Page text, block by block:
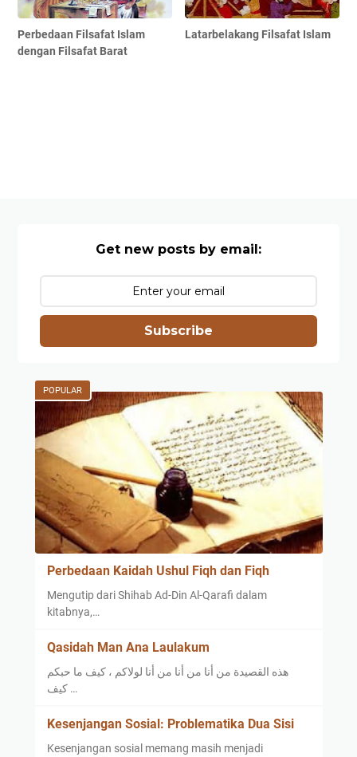
Perbedaan Filsafat Islam
dengan Filsafat Barat
Latarbelakang Filsafat Islam
Get new posts by email:
Subscribe
POPULAR
Perbedaan Kaidah Ushul Fiqh dan Fiqh
Mengutip dari Shihab Ad-Din Al-Qarafi dalam
kitabnya,…
Qasidah Man Ana Laulakum
هذه القصيدة من أنا من أنا من أنا لولاكم ، كيف ما حبكم
كيف …
Kesenjangan Sosial: Problematika Dua Sisi
Kesenjangan sosial memang masih menjadi